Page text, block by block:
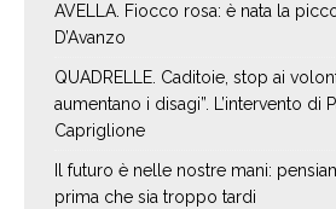
AVELLA. Fiocco rosa: è nata la
D’Avanzo
QUADRELLE. Caditoie, stop ai
aumentano i disagi”. L’intervento di
Capriglione
Il futuro è nelle nostre mani:
prima che sia troppo tardi